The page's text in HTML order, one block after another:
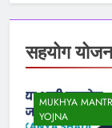
सहयोग
MUKHYA
YOJNA